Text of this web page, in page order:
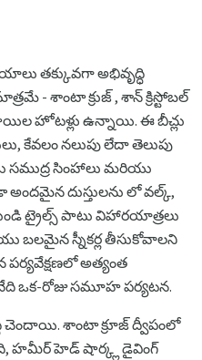
తక్కువగా అభివృద్ధి
- శాంటా క్రుజ్ , శాన్ క్రిస్టోబల్
హోటళ్లు ఉన్నాయి. ఈ బీచ్లు
కేవలం నలుపు లేదా తెలుపు
సింహాలు మరియు
అందమైన దుస్తులను లో వల్క్,
ట్రైల్స్ పాటు విహారయాత్రలు
బలమైన స్నీకర్ల తీసుకోవాలని
అత్యంత
ఒక-రోజు సమూహ పర్యటన.
చెందాయి. శాంటా క్రూజ్ ద్వీపంలో
హమీర్ హెడ్ షార్క్ల డైవింగ్